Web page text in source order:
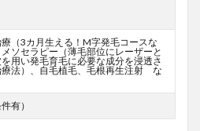
（3カ月生える！M字発毛コースな
メソセラピー（薄毛部位にレーザーと
用い発毛育毛に必要な成分を浸透さ
療法）、自毛植毛、毛根再生注射 な
有）